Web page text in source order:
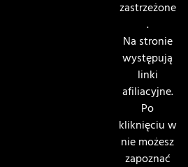
zastrzeżone
.
Na stronie
występują
linki
afiliacyjne.
Po
kliknięciu w
nie możesz
zapoznać